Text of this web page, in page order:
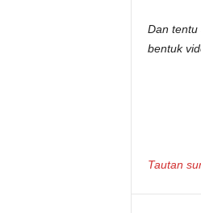
Dan tentu
bentuk
Tautan